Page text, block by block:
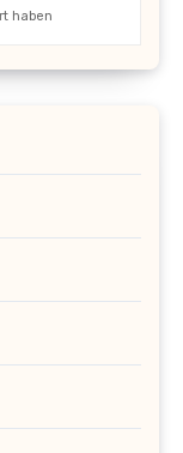
haben